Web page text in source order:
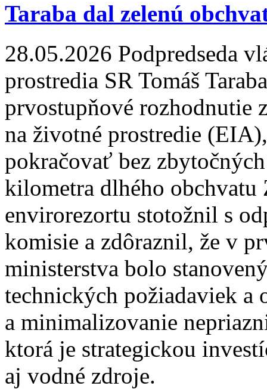
Taraba dal zelenú
28.05.2026 Podpredseda
prostredia SR Tomáš
prvostupňové rozhodnutie
na životné prostredie
pokračovať bez
kilometra dlhého obchvatu
envirorezortu stotožnil s
komisie a zdôraznil, že v
ministerstva bolo
technických požiadaviek a
a minimalizovanie
ktorá je strategickou
aj vodné zdroje.